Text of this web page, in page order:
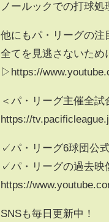
ノールックでの打球
他にもパ・リーグの注
全てを見逃さないため
▷https://
＜パ・リーグ主催全
https://
✓パ・リーグ6球団公
✓パ・リーグの過去映
https://
SNSも毎日更新中！